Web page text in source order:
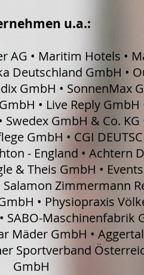
u.a.:
AG • Maritim Hotels •
Deutschland GmbH •
GmbH • SonnenMax
• Live Reply
GmbH & Co.
GmbH • CGI
- England • Achtern
& Theis GmbH •
Zimmermann
• Physiopraxis
SABO-Maschinenfabrik
Mäder GmbH •
Sportverband
GmbH